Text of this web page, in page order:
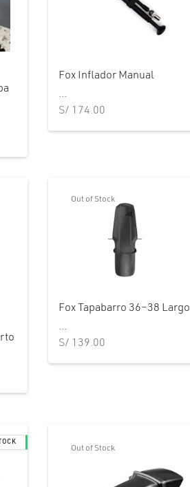
Fox Inflador Manual
...
S/ 174.00
Out of Stock
Fox Tapabarro 36–38 Largo
...
S/ 139.00
Out of Stock